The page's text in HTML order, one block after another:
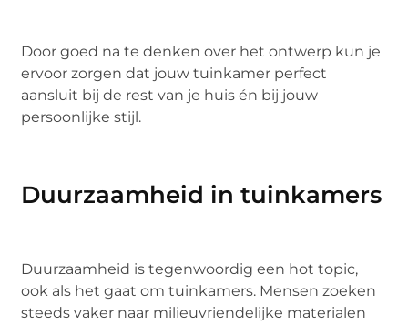
Door goed na te denken over het ontwerp kun je
ervoor zorgen dat jouw tuinkamer perfect
aansluit bij de rest van je huis én bij jouw
persoonlijke stijl.
Duurzaamheid in tuinkamers
Duurzaamheid is tegenwoordig een hot topic,
ook als het gaat om tuinkamers. Mensen zoeken
steeds vaker naar milieuvriendelijke materialen